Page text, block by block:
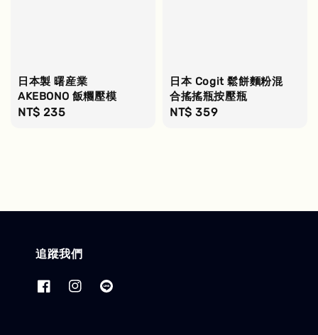
日本製 曙産業
AKEBONO 飯糰壓模
Regular
NT$ 235
日本 Cogit 鬆餅麵粉混
合搖搖瓶按壓瓶
Regular
NT$ 359
追蹤我們